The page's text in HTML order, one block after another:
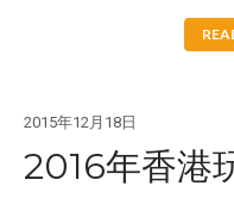
2015年12月18日
2016年香港